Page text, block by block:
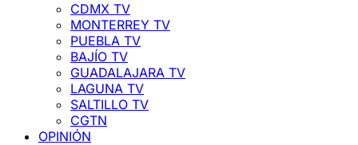
CDMX TV
MONTERREY TV
PUEBLA TV
BAJÍO TV
GUADALAJARA TV
LAGUNA TV
SALTILLO TV
CGTN
OPINIÓN